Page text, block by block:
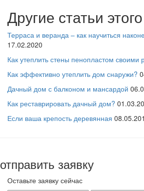
Другие статьи
Терраса и веранда – как научиться
17.02.2020
Как утеплить стены пенопластом своими
Как эффективно утеплить дом снаружи?
Дачный дом с балконом и мансардой
Как реставрировать дачный дом?
Если ваша крепость деревянная
отправить заявку
Оставьте заявку сейчас